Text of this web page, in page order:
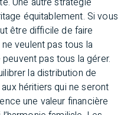
équitablement. Si vous
être difficile de faire
ne veulent pas tous la
pas tous la gérer.
la distribution de
héritiers qui ne seront
une valeur financière